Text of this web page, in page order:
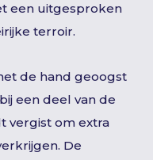
een uitgesproken
terroir.
de hand geoogst
een deel van de
vergist om extra
De